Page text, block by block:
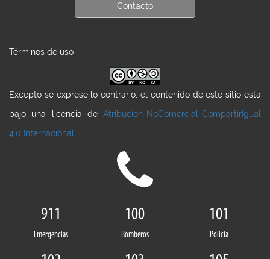
Contacto
Términos de uso
Excepto se exprese lo contrario, el contenido de este sitio esta
bajo una licencia de Atribución-NoComercial-CompartirIgual
4.0 Internacional
911
Emergencias
100
Bomberos
101
Policia